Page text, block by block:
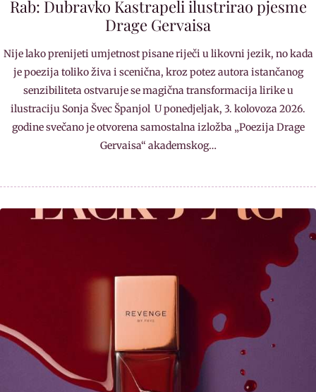
Rab: Dubravko Kastrapeli ilustrirao pjesme
Drage Gervaisa
Nije lako prenijeti umjetnost pisane riječi u likovni jezik, no kada
je poezija toliko živa i scenična, kroz potez autora istančanog
senzibiliteta ostvaruje se magična transformacija lirike u
ilustraciju Sonja Švec Španjol U ponedjeljak, 3. kolovoza 2026.
godine svečano je otvorena samostalna izložba „Poezija Drage
Gervaisa“ akademskog…